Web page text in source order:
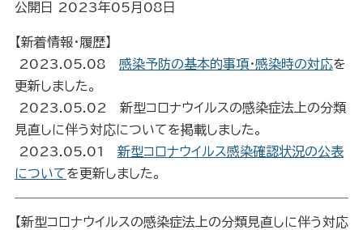
公開日 2023年05月08日
【新着情報・履歴】
2023.05.08 感染予防の基本的事項・感染時の対応を
更新しました。
2023.05.02 新型コロナウイルスの感染症法上の分類
見直しに伴う対応についてを掲載しました。
2023.05.01 新型コロナウイルス感染確認状況の公表
についてを更新しました。
【新型コロナウイルスの感染症法上の分類見直しに伴う対応